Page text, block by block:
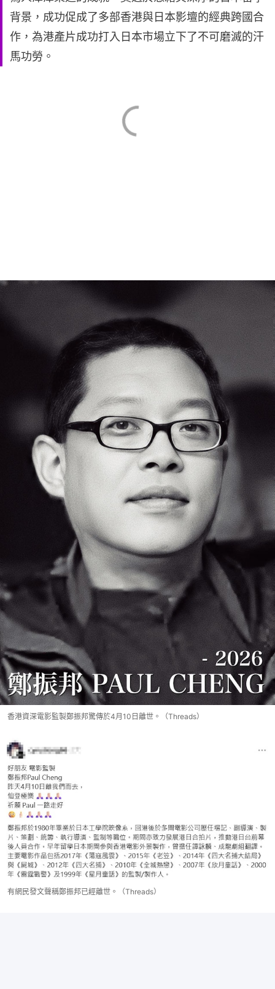
背景，成功促成了多部香港與日本影壇的經典跨國合
作，為港產片成功打入日本市場立下了不可磨滅的汗
馬功勞。
香港資深電影監製鄭振邦驚傳於4月10日離世。（Threads）
有網民發文聲稱鄭振邦已經離世。（Threads）